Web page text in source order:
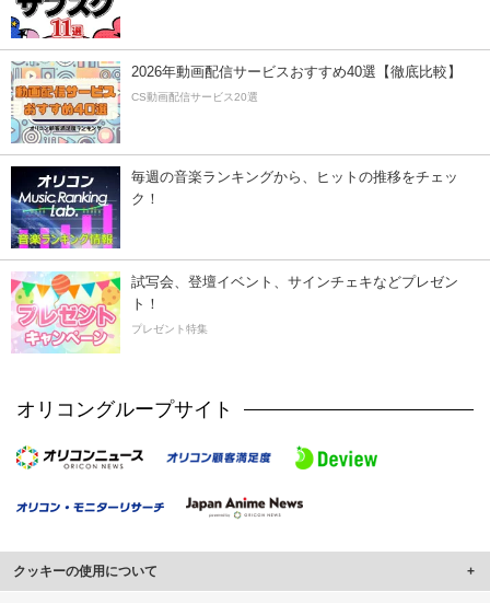
2026年動画配信サービスおすすめ40選【徹底比較】
CS動画配信サービス20選
毎週の音楽ランキングから、ヒットの推移をチェッ
ク！
試写会、登壇イベント、サインチェキなどプレゼン
ト！
プレゼント特集
オリコングループサイト
クッキーの使用について